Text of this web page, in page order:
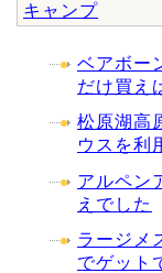
キャンプ
ベアボー
だけ買え
松原湖高
ウスを利
アルペン
えでした
ラージメ
でゲット